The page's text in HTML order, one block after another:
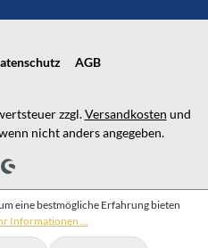
AGB
zzgl.Versandkosten und
nicht anders angegeben.
eine bestmögliche Erfahrung bieten
Informationen ...